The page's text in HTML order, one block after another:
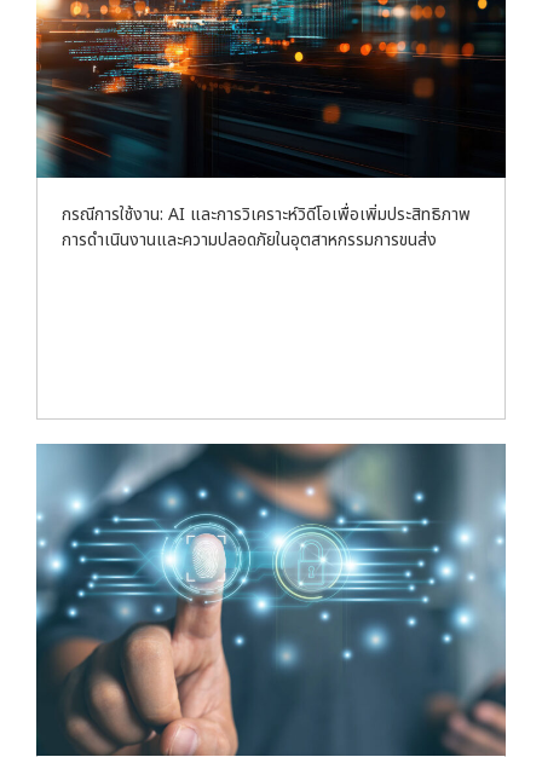
กรณีการใช้งาน: AI และการวิเคราะห์วิดีโอเพื่อเพิ่มประสิทธิภาพ
การดำเนินงานและความปลอดภัยในอุตสาหกรรมการขนส่ง